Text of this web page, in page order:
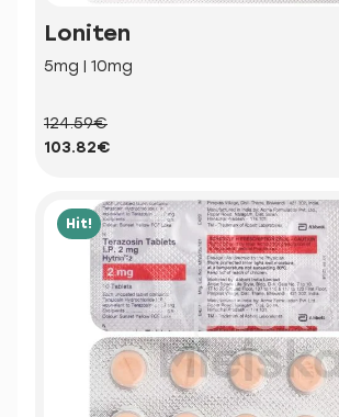
Loniten
5mg | 10mg
124.59€
103.82€
Hit!